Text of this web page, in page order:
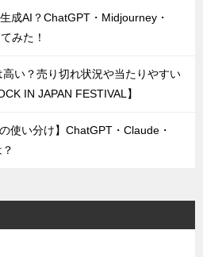
成AI？ChatGPT・Midjourney・
みた！
高い？売り切れ状況や当たりやすい
IN JAPAN FESTIVAL】
使い分け】ChatGPT・Claude・